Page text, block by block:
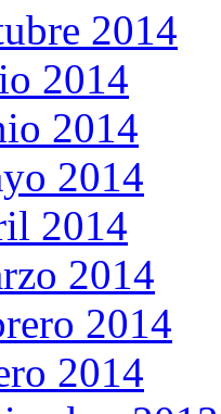
2014
2014
2014
2014
2014
2014
2014
2014